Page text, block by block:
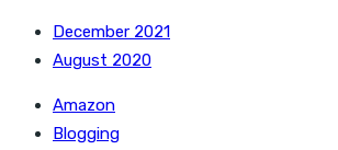
December 2021
August 2020
Amazon
Blogging